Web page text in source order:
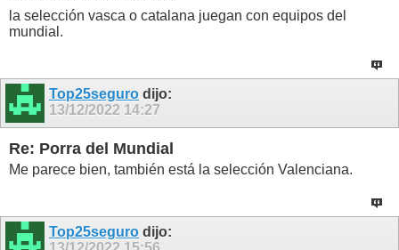
la selección vasca o catalana juegan con equipos del
mundial.
Top25seguro dijo:
13/12/2022 14:27
Re: Porra del Mundial
Me parece bien, también está la selección Valenciana.
Top25seguro dijo: